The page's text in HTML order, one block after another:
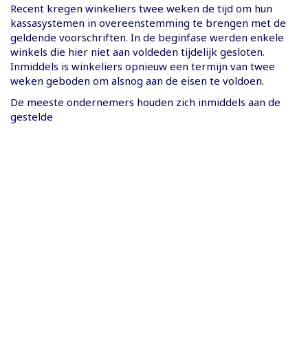
Recent kregen winkeliers twee weken de tijd om hun
kassasystemen in overeenstemming te brengen met de
geldende voorschriften. In de beginfase werden enkele
winkels die hier niet aan voldeden tijdelijk gesloten.
Inmiddels is winkeliers opnieuw een termijn van twee
weken geboden om alsnog aan de eisen te voldoen.
De meeste ondernemers houden zich inmiddels aan de
gestelde